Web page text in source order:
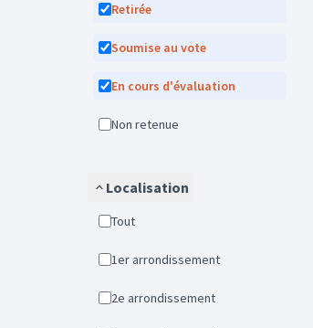
Retirée
Soumise au vote
En cours d'évaluation
Non retenue
Localisation
Tout
1er arrondissement
2e arrondissement